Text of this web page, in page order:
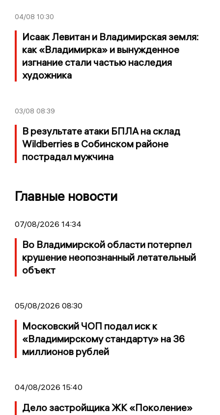
04/08 10:30
Исаак Левитан и Владимирская земля:
как «Владимирка» и вынужденное
изгнание стали частью наследия
художника
03/08 08:39
В результате атаки БПЛА на склад
Wildberries в Собинском районе
пострадал мужчина
Главные новости
07/08/2026 14:34
Во Владимирской области потерпел
крушение неопознанный летательный
объект
05/08/2026 08:30
Московский ЧОП подал иск к
«Владимирскому стандарту» на 36
миллионов рублей
04/08/2026 15:40
Дело застройщика ЖК «Поколение»